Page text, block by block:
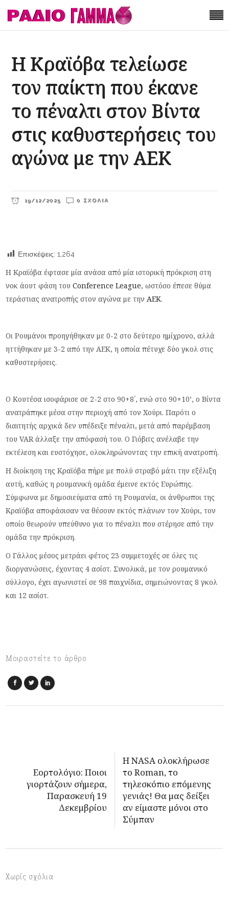
Η Κραϊόβα τελείωσε
τον παίκτη που έκανε
το πέναλτι στον Βίντα
στις καθυστερήσεις του
αγώνα με την ΑΕΚ
19/12/2025 0 ΣΧΌΛΙΑ
Επισκέψεις: 1,264
Η Κραϊόβα έφτασε μία ανάσα από μία ιστορική πρόκριση στη
νοκ άουτ φάση τουConference League, ωστόσο έπεσε θύμα
τεράστιας ανατροπής στον αγώνα με τηνΑΕΚ.
Οι Ρουμάνοι προηγήθηκαν με 0-2 στο δεύτερο ημίχρονο, αλλά
ηττήθηκαν με 3-2 από την ΑΕΚ, η οποία πέτυχε δύο γκολ στις
καθυστερήσεις.
Ο Κουτέσα ισοφάρισε σε 2-2 στο 90+8΄, ενώ στο 90+10’, ο Βίντα
ανατράπηκε μέσα στην περιοχή από τον Χούρι. Παρότι ο
διαιτητής αρχικά δεν υπέδειξε πέναλτι, μετά από παρέμβαση
του VAR άλλαξε την απόφασή του. Ο Γιόβιτς ανέλαβε την
εκτέλεση και ευστόχησε, ολοκληρώνοντας την επική ανατροπή.
Η διοίκηση της Κραϊόβα πήρε με πολύ στραβό μάτι την εξέλιξη
αυτή, καθώς η ρουμανική ομάδα έμεινε εκτός Ευρώπης.
Σύμφωνα με δημοσιεύματα από τη Ρουμανία, οι άνθρωποι της
Κραϊόβα αποφάσισαν να θέσουν εκτός πλάνων τον Χούρι, τον
οποίο θεωρούν υπεύθυνο για το πέναλτι που στέρησε από την
ομάδα την πρόκριση.
Ο Γάλλος μέσος μετράει φέτος 23 συμμετοχές σε όλες τις
διοργανώσεις, έχοντας 4 ασίστ. Συνολικά, με τον ρουμανικό
σύλλογο, έχει αγωνιστεί σε 98 παιχνίδια, σημειώνοντας 8 γκολ
και 12 ασίστ.
Μοιραστείτε το άρθρο
Εορτολόγιο: Ποιοι
γιορτάζουν σήμερα,
Παρασκευή 19
Δεκεμβρίου
Η NASA ολοκλήρωσε
το Roman, το
τηλεσκόπιο επόμενης
γενιάς! Θα μας δείξει
αν είμαστε μόνοι στο
Σύμπαν
Χωρίς σχόλια